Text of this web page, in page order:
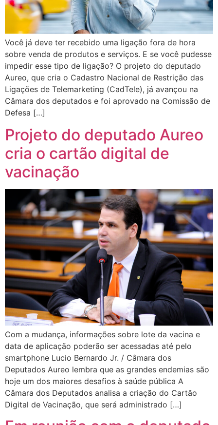
Você já deve ter recebido uma ligação fora de hora
sobre venda de produtos e serviços. E se você pudesse
impedir esse tipo de ligação? O projeto do deputado
Aureo, que cria o Cadastro Nacional de Restrição das
Ligações de Telemarketing (CadTele), já avançou na
Câmara dos deputados e foi aprovado na Comissão de
Defesa […]
Projeto do deputado Aureo
cria o cartão digital de
vacinação
Com a mudança, informações sobre lote da vacina e
data de aplicação poderão ser acessadas até pelo
smartphone Lucio Bernardo Jr. / Câmara dos
Deputados Aureo lembra que as grandes endemias são
hoje um dos maiores desafios à saúde pública A
Câmara dos Deputados analisa a criação do Cartão
Digital de Vacinação, que será administrado […]